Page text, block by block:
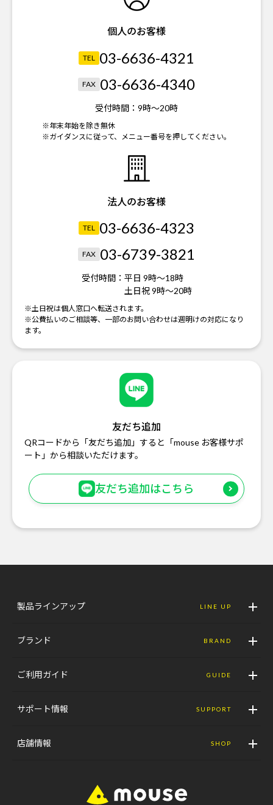
個人のお客様
TEL 03-6636-4321
FAX 03-6636-4340
受付時間： 9時～20時
※年末年始を除き無休
※ガイダンスに従って、メニュー番号を押してください。
法人のお客様
TEL 03-6636-4323
FAX 03-6739-3821
受付時間： 平日 9時～18時
土日祝 9時～20時
※土日祝は個人窓口へ転送されます。
※公費払いのご相談等、一部のお問い合わせは週明けの対応になり
ます。
友だち追加
QRコードから「友だち追加」すると「mouse お客様サポ
ート」から相談いただけます。
友だち追加はこちら
製品ラインアップ LINE UP
ブランド BRAND
ご利用ガイド GUIDE
サポート情報 SUPPORT
店舗情報 SHOP